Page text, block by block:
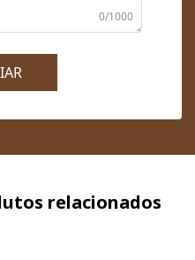
0/1000
relacionados